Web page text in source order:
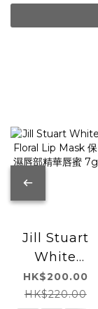
Jill Stuart
White
Floral Lip
Mask 保濕
HK$200.00
HK$220.00